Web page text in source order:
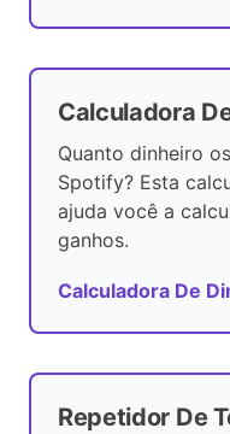
Calculadora
Quanto dinheiro
Spotify? Esta
ajuda você a
ganhos.
Calculadora De
Repetidor De